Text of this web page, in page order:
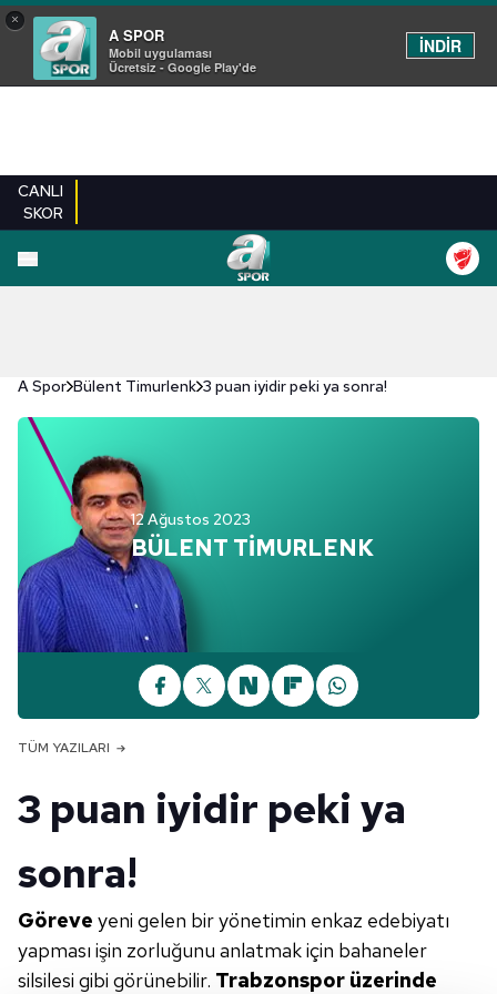
×
A SPOR
Mobil uygulaması
Ücretsiz - Google Play'de
İNDİR
CANLI
SKOR
A Spor Bülent Timurlenk 3 puan iyidir peki ya sonra!
12 Ağustos 2023
BÜLENT TİMURLENK
TÜM YAZILARI
3 puan iyidir peki ya
sonra!
Göreve yeni gelen bir yönetimin enkaz edebiyatı
yapması işin zorluğunu anlatmak için bahaneler
silsilesi gibi görünebilir. Trabzonspor üzerinde